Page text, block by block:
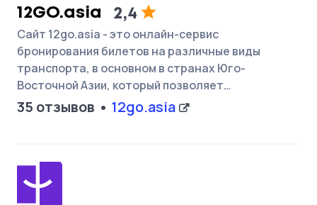
12GO.asia 2,4
Сайт 12go.asia - это онлайн-сервис
бронирования билетов на различные виды
транспорта, в основном в странах Юго-
Восточной Азии, который позволяет…
35 отзывов 12go.asia